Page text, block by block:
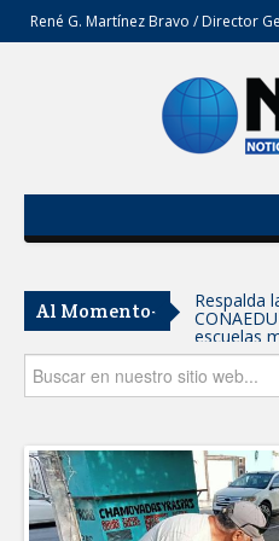
René G. Martínez Bravo / Director
Del
Al Momento- Respalda
escuelas
AVANZAN
Atendió
reportes